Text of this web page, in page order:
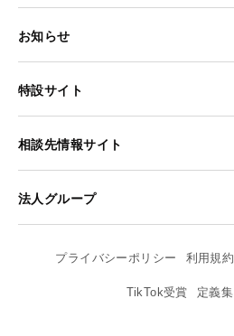
お知らせ
特設サイト
相談先情報サイト
法人グループ
プライバシーポリシー 利用規約
TikTok受賞 定義集